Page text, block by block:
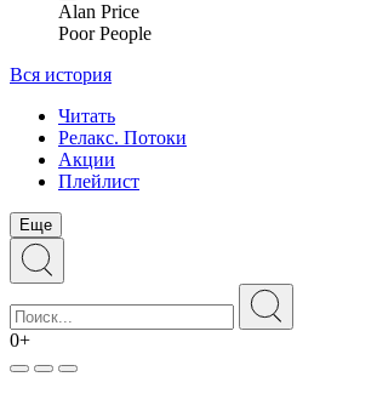
Alan Price
Poor People
Вся история
Читать
Релакс. Потоки
Акции
Плейлист
Еще
0+